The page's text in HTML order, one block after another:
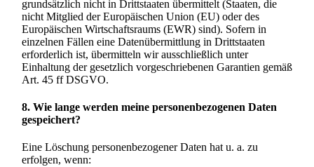
grundsätzlich nicht in Drittstaaten übermittelt (Staaten, die
nicht Mitglied der Europäischen Union (EU) oder des
Europäischen Wirtschaftsraums (EWR) sind). Sofern in
einzelnen Fällen eine Datenübermittlung in Drittstaaten
erforderlich ist, übermitteln wir ausschließlich unter
Einhaltung der gesetzlich vorgeschriebenen Garantien gemäß
Art. 45 ff DSGVO.
8. Wie lange werden meine personenbezogenen Daten
gespeichert?
Eine Löschung personenbezogener Daten hat u. a. zu
erfolgen, wenn: